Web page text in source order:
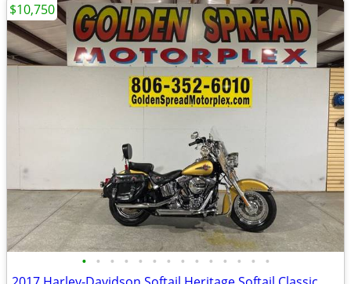
• • • • • • • • • • • • • •
$10,750